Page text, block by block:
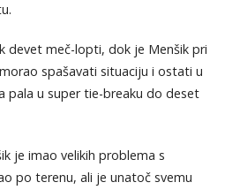
devet meč-lopti, dok je Menšik pri
spašavati situaciju i ostati u
pala u super tie-breaku do deset
je imao velikih problema s
po terenu, ali je unatoč svemu